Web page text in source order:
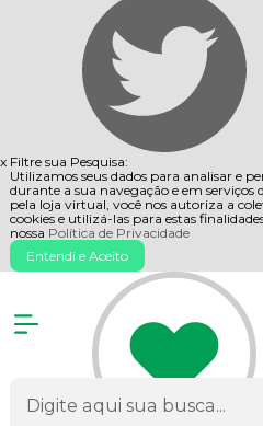
x Filtre sua Pesquisa:
Utilizamos seus dados para analisar e
durante a sua navegação e em serviços
pela loja virtual, você nos autoriza a
cookies e utilizá-las para estas
nossa Política de Privacidade
Entendi e Aceito